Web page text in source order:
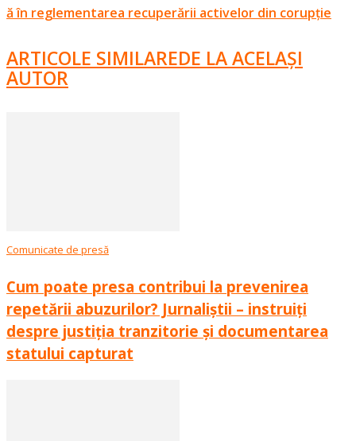
ă în reglementarea recuperării activelor din corupție
ARTICOLE SIMILAREDE LA ACELAȘI
AUTOR
Comunicate de presă
Cum poate presa contribui la prevenirea
repetării abuzurilor? Jurnaliștii – instruiți
despre justiția tranzitorie și documentarea
statului capturat